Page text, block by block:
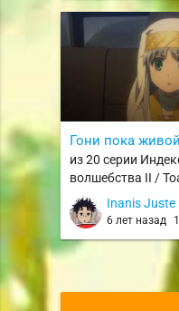
Гони пока живой
из 20 серии
волшебства II /
no Index II / Index2
Inanis Juste
6 лет назад